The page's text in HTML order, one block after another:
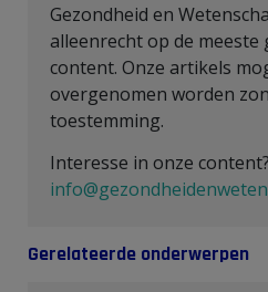
Gezondheid en
alleenrecht op de meeste
content. Onze artikels
overgenomen worden
toestemming.
Interesse in onze
Gerelateerde onderwerpen